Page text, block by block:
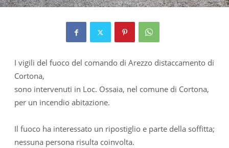
I vigili del fuoco del comando di Arezzo distaccamento di
Cortona,
sono intervenuti in Loc. Ossaia, nel comune di Cortona,
per un incendio abitazione.
Il fuoco ha interessato un ripostiglio e parte della soffitta;
nessuna persona risulta coinvolta.